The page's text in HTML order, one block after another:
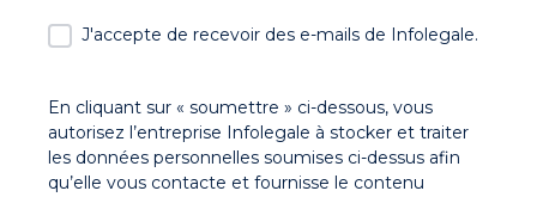
J'accepte de recevoir des e-mails de Infolegale.
En cliquant sur « soumettre » ci-dessous, vous
autorisez l’entreprise Infolegale à stocker et traiter
les données personnelles soumises ci-dessus afin
qu’elle vous contacte et fournisse le contenu